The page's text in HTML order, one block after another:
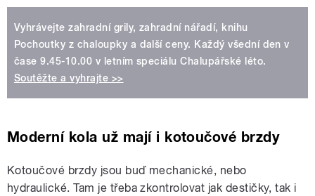
Vyhrávejte zahradní grily, zahradní nářadí, knihu
Pochoutky z chaloupky a další ceny. Každý všední den v
čase 9.45-10.00 v letním speciálu Chalupářské léto.
Soutěžte a vyhrajte >>
Moderní kola už mají i kotoučové brzdy
Kotoučové brzdy jsou buď mechanické, nebo
hydraulické. Tam je třeba zkontrolovat jak destičky, tak i